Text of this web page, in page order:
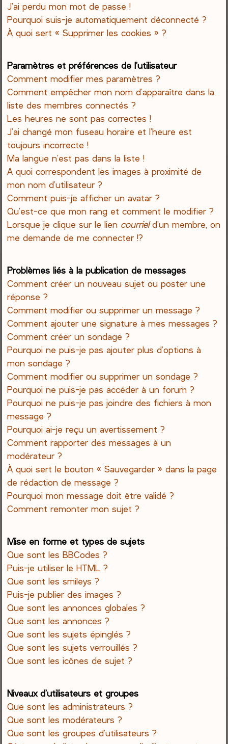
J’ai perdu mon mot de passe !
Pourquoi suis-je automatiquement déconnecté ?
À quoi sert « Supprimer les cookies » ?
Paramètres et préférences de l’utilisateur
Comment modifier mes paramètres ?
Comment empêcher mon nom d’apparaître dans la
liste des membres connectés ?
Les heures ne sont pas correctes !
J’ai changé mon fuseau horaire et l’heure est
toujours incorrecte !
Ma langue n’est pas dans la liste !
A quoi correspondent les images à proximité de
mon nom d’utilisateur ?
Comment puis-je afficher un avatar ?
Qu’est-ce que mon rang et comment le modifier ?
Lorsque je clique sur le lien courrield’un membre, on
me demande de me connecter !?
Problèmes liés à la publication de messages
Comment créer un nouveau sujet ou poster une
réponse ?
Comment modifier ou supprimer un message ?
Comment ajouter une signature à mes messages ?
Comment créer un sondage ?
Pourquoi ne puis-je pas ajouter plus d’options à
mon sondage ?
Comment modifier ou supprimer un sondage ?
Pourquoi ne puis-je pas accéder à un forum ?
Pourquoi ne puis-je pas joindre des fichiers à mon
message ?
Pourquoi ai-je reçu un avertissement ?
Comment rapporter des messages à un
modérateur ?
À quoi sert le bouton « Sauvegarder » dans la page
de rédaction de message ?
Pourquoi mon message doit être validé ?
Comment remonter mon sujet ?
Mise en forme et types de sujets
Que sont les BBCodes ?
Puis-je utiliser le HTML ?
Que sont les smileys ?
Puis-je publier des images ?
Que sont les annonces globales ?
Que sont les annonces ?
Que sont les sujets épinglés ?
Que sont les sujets verrouillés ?
Que sont les icônes de sujet ?
Niveaux d’utilisateurs et groupes
Que sont les administrateurs ?
Que sont les modérateurs ?
Que sont les groupes d’utilisateurs ?